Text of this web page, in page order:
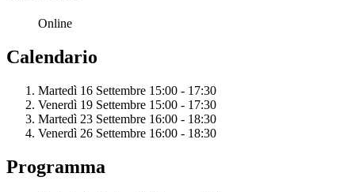
Online
Calendario
Martedì 16 Settembre 15:00 - 17:30
Venerdì 19 Settembre 15:00 - 17:30
Martedì 23 Settembre 16:00 - 18:30
Venerdì 26 Settembre 16:00 - 18:30
Programma